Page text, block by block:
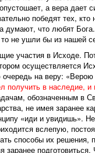
а вера дает
победят тех,
думают, что любят
не ушли бы из нашей
участия в Исходе.
осуществляется
очередь на веру:
получить в наследие,
обозначенным в
не имея заранее
«иди и увидишь».
вслепую,
способы их решения,
заранее